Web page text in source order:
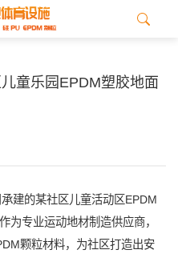
童乐园EPDM塑胶地面
建的某社区儿童活动区EPDM
为专业运动地材制造供应商，
颗粒材料，为社区打造出安